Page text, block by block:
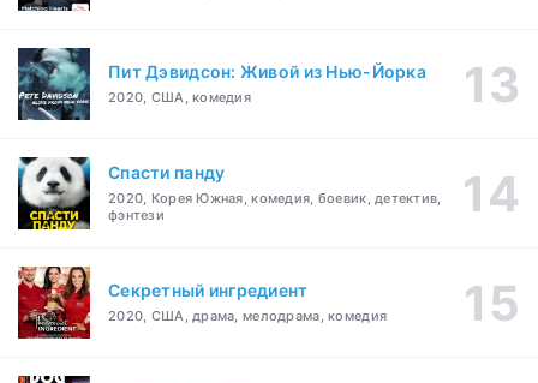
Пит Дэвидсон: Живой из Нью-Йорка
2020, США, комедия
Спасти панду
2020, Корея Южная, комедия, боевик, детектив,
фэнтези
Секретный ингредиент
2020, США, драма, мелодрама, комедия